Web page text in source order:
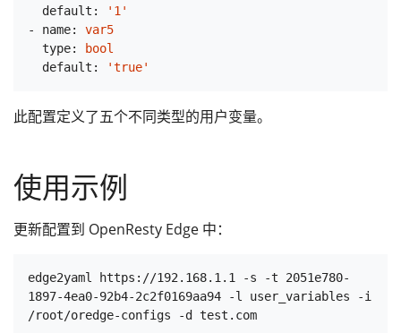
default:
'1'
-
name:
var5
type:
bool
default:
'true'
此配置定义了五个不同类型的用户变量。
使用示例
更新配置到 OpenResty Edge 中：
edge2yaml https://192.168.1.1 -s -t 2051e780-
1897-4ea0-92b4-2c2f0169aa94 -l user_variables -i